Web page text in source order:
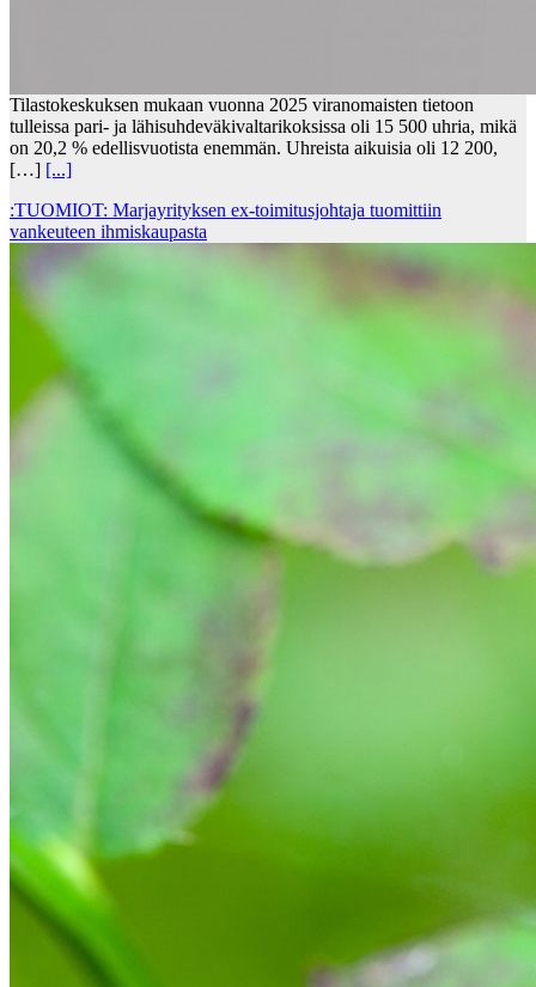
Tilastokeskuksen mukaan vuonna 2025 viranomaisten tietoon
tulleissa pari- ja lähisuhdeväkivaltarikoksissa oli 15 500 uhria, mikä
on 20,2 % edellisvuotista enemmän. Uhreista aikuisia oli 12 200,
[…] [...]
:TUOMIOT: Marjayrityksen ex-toimitusjohtaja tuomittiin
vankeuteen ihmiskaupasta